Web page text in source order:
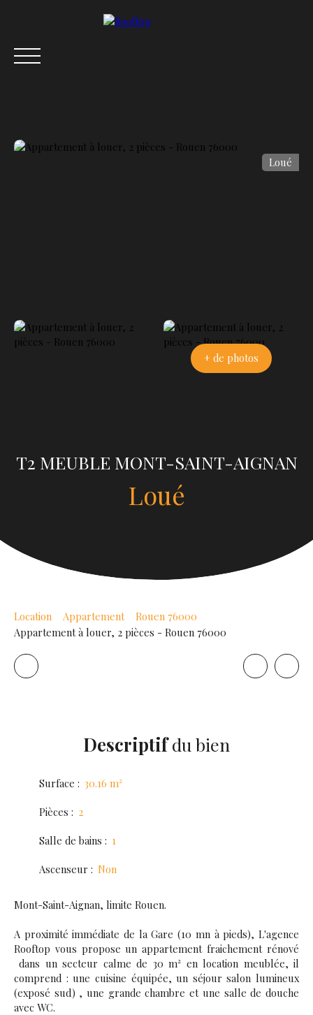
Loué
+ de photos
T2 MEUBLE MONT-SAINT-AIGNAN
Loué
Location Appartement
Rouen 76000
Appartement à louer, 2 pièces - Rouen 76000
Descriptifdu bien
Surface : 30.16 m²
Pièces : 2
Salle de bains : 1
Ascenseur : Non
Mont-Saint-Aignan, limite Rouen.
A proximité immédiate de la Gare (10 mn à pieds), L'agence
Rooftop vous propose un appartement fraichement rénové
dans un secteur calme de 30 m² en location meublée, il
comprend : une cuisine équipée, un séjour salon lumineux
(exposé sud) , une grande chambre et une salle de douche
avec WC.